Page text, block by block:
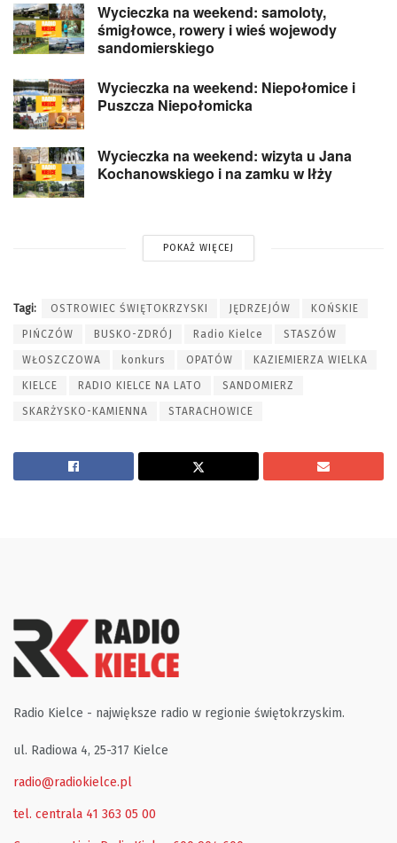
Wycieczka na weekend: samoloty,
śmigłowce, rowery i wieś wojewody
sandomierskiego
Wycieczka na weekend: Niepołomice i
Puszcza Niepołomicka
Wycieczka na weekend: wizyta u Jana
Kochanowskiego i na zamku w Iłży
POKAŻ WIĘCEJ
Tagi: OSTROWIEC ŚWIĘTOKRZYSKI JĘDRZEJÓW KOŃSKIE
PIŃCZÓW BUSKO-ZDRÓJ Radio Kielce STASZÓW
WŁOSZCZOWA konkurs OPATÓW KAZIEMIERZA WIELKA
KIELCE RADIO KIELCE NA LATO SANDOMIERZ
SKARŻYSKO-KAMIENNA STARACHOWICE
Radio Kielce - największe radio w regionie świętokrzyskim.
ul. Radiowa 4, 25-317 Kielce
radio@radiokielce.pl
tel. centrala 41 363 05 00